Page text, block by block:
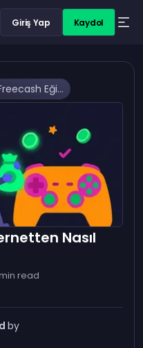
Giriş Yap Kaydol
Freecash Eğitimi: İnternetten Nasıl Para Kazanılır
Nasıl
read
by